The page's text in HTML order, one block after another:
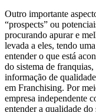
Outro importante
“prospects” ou
procurando apurar e
levada a eles, tendo
entender o que está
do sistema de
informação de
em Franchising. Por
empresa independente
entender a qualidade